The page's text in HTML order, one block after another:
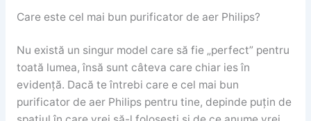
Care este cel mai bun purificator de aer Philips?
Nu există un singur model care să fie „perfect” pentru
toată lumea, însă sunt câteva care chiar ies în
evidență. Dacă te întrebi care e cel mai bun
purificator de aer Philips pentru tine, depinde puțin de